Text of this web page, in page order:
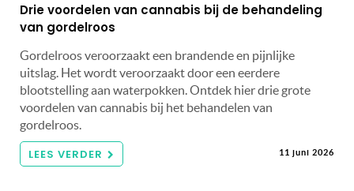
Drie voordelen van cannabis bij de behandeling
van gordelroos
Gordelroos veroorzaakt een brandende en pijnlijke
uitslag. Het wordt veroorzaakt door een eerdere
blootstelling aan waterpokken. Ontdek hier drie grote
voordelen van cannabis bij het behandelen van
gordelroos.
LEES VERDER 11 juni 2026